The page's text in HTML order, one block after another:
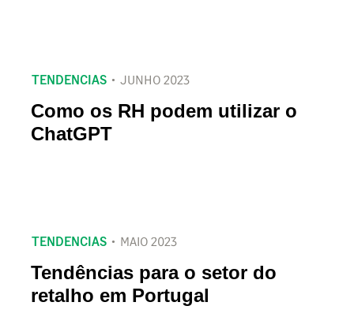
TENDENCIAS JUNHO 2023
Como os RH podem utilizar o
ChatGPT
TENDENCIAS MAIO 2023
Tendências para o setor do
retalho em Portugal